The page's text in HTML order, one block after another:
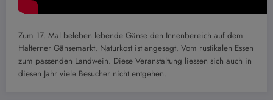
Zum 17. Mal beleben lebende Gänse den Innenbereich auf dem
Halterner Gänsemarkt. Naturkost ist angesagt. Vom rustikalen Essen
zum passenden Landwein. Diese Veranstaltung liessen sich auch in
diesen Jahr viele Besucher nicht entgehen.